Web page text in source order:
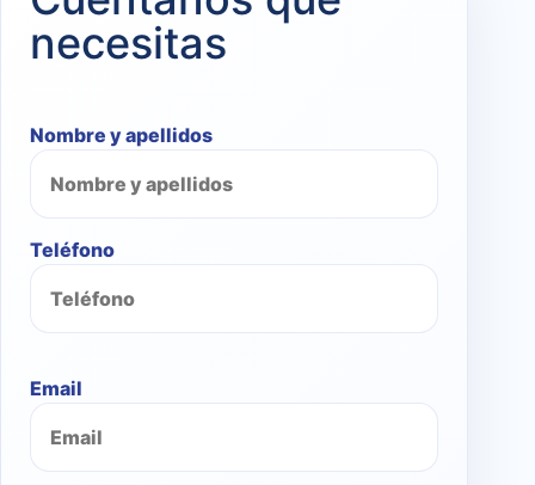
necesitas
Nombre y apellidos
Teléfono
Email